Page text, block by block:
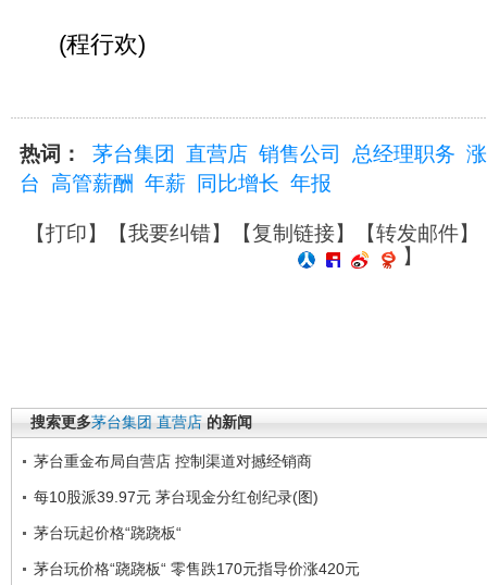
(程行欢)
热词： 茅台集团 直营店 销售公司 总经理职务
台 高管薪酬 年薪 同比增长 年报
【打印】【我要纠错】【复制链接】【转发邮件】
】
搜索更多茅台集团 直营店 的新闻
茅台重金布局自营店 控制渠道对撼经销商
每10股派39.97元 茅台现金分红创纪录(图)
茅台玩起价格“跷跷板“
茅台玩价格“跷跷板“ 零售跌170元指导价涨420元